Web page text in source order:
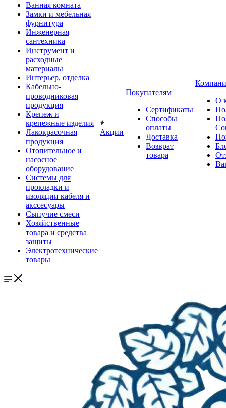
Ванная комната
Замки и мебельная
фурнитура
Инженерная
сантехника
Инструмент и
расходные
материалы
Интерьер, отделка
Кабельно-
проводниковая
продукция
Крепеж и
крепежные изделия
Лакокрасочная
продукция
Отопительное и
насосное
оборудование
Системы для
прокладки и
изоляции кабеля и
акссесуары
Сыпучие смеси
Хозяйственные
товара и средства
защиты
Электротехнические
товары
Акции
Покупателям
Сертификаты
Способы
оплаты
Доставка
Возврат
товара
О